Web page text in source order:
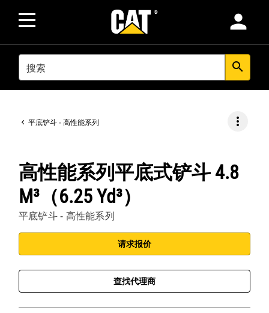
person
SEARCH search
平底铲斗 - 高性能系列 more_vert
高性能系列平底式铲斗 4.8
M³（6.25 Yd³）
平底铲斗 - 高性能系列
请求报价
查找代理商